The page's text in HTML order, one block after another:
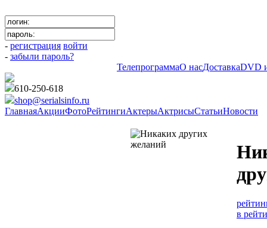
- регистрация войти
- забыли пароль?
ТелепрограммаО насДоставкаDVD
610-250-618
shop@serialsinfo.ru
ГлавнаяАкцииФотоРейтингиАктерыАктрисыСтатьиНовости
в